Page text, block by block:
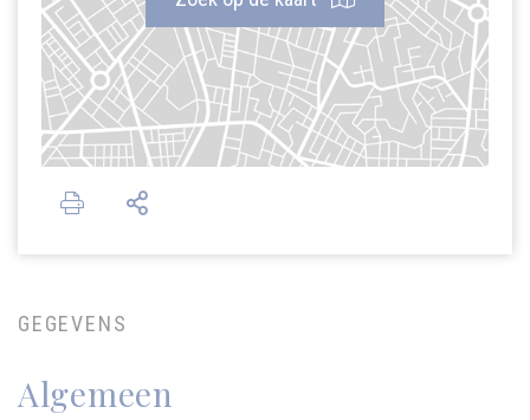
GEGEVENS
Algemeen